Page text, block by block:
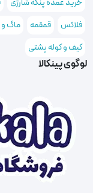
فلاکس
قمقمه ماگ و
کیف و کوله پشتی
لوگوی پینکالا